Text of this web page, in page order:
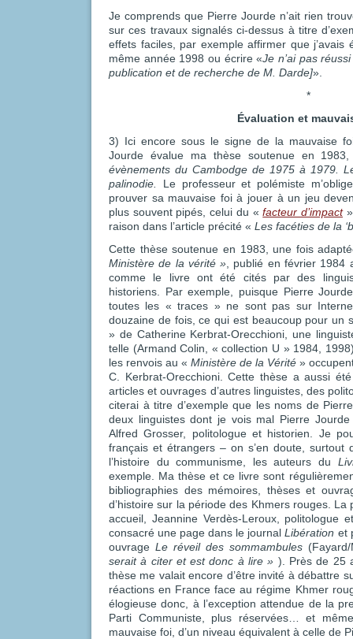
Je comprends que Pierre Jourde n’ait rien
sur ces travaux signalés ci-dessus à titre
effets faciles, par exemple affirmer que j’avais
même année 1998 ou écrire «Je n’ai pas
publication et de recherche de M. Darde]».
*
Évaluation et
3) Ici encore sous le signe de la mauvaise
Jourde évalue ma thèse soutenue en
évènements du Cambodge de 1975 à 1979.
palinodie.
Le professeur et polémiste
prouver sa mauvaise foi à jouer à un jeu
plus souvent pipés, celui du «facteur d’impact
raison dans l’article précité « Les facéties de la
Cette thèse soutenue en 1983, une fois
Ministère de la vérité » , publié en février
comme le livre ont été cités par des
historiens. Par exemple, puisque Pierre
toutes les « traces » ne sont pas sur
douzaine de fois, ce qui est beaucoup pour un
» de Catherine Kerbrat-Orecchioni, une
telle (Armand Colin, « collection U » 1984,
les renvois au « Ministère de la Vérité »
C. Kerbrat-Orecchioni. Cette thèse a aussi
articles et ouvrages d’autres linguistes, des
citerai à titre d’exemple que les noms de
deux linguistes dont je vois mal Pierre
Alfred Grosser, politologue et historien. Je
français et étrangers – on s’en doute, surtout
l’histoire du communisme, les auteurs du
exemple. Ma thèse et ce livre sont
bibliographies des mémoires, thèses et
d’histoire sur la période des Khmers rouges.
accueil, Jeannine Verdès-Leroux, politologue
consacré une page dans le journalLibération et
ouvrageLe réveil des sommambules
serait à citer et est donc à lire » ). Près de 25
thèse me valait encore d’être invité à débattre
réactions en France face au régime Khmer
élogieuse donc, à l’exception attendue de la
Parti Communiste, plus réservées… et
mauvaise foi, d’un niveau équivalent à celle de